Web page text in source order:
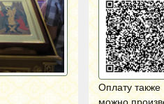
Оплату также
можно